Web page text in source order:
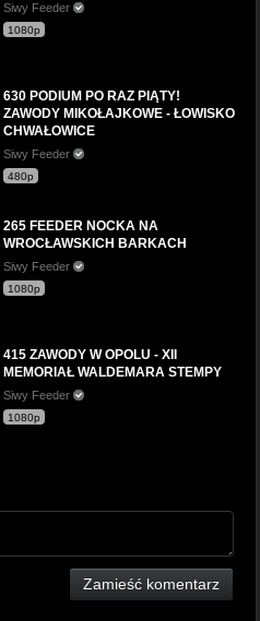
Siwy Feeder
1080p
630 PODIUM PO RAZ PIĄTY!
ZAWODY MIKOŁAJKOWE - ŁOWISKO
CHWAŁOWICE
Siwy Feeder
480p
265 FEEDER NOCKA NA
WROCŁAWSKICH BARKACH
Siwy Feeder
1080p
415 ZAWODY W OPOLU - XII
MEMORIAŁ WALDEMARA STEMPY
Siwy Feeder
1080p
Zamieść komentarz